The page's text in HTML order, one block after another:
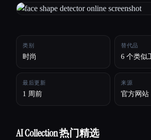
所有分类
类别
时尚
替代品
6 个类似
最后更新
1 周前
来源
官方网
AI Collection 热门精选